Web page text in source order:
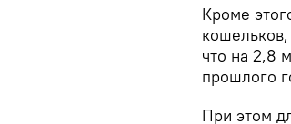
Кроме
что на 2,8
прошлого
При этом